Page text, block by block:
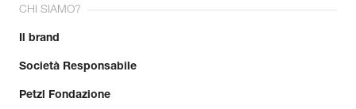
CHI SIAMO?
Il brand
Società Responsabile
Petzl Fondazione